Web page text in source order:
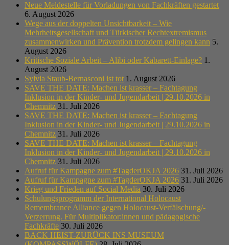
Neue Meldestelle für Vorladungen von Fachkräften gestartet
6. August 2026
Wege aus der doppelten Unsichtbarkeit – Wie
Mehrheitsgesellschaft und Türkischer Rechtextremismus
zusammenwirken und Prävention trotzdem gelingen kann 5.
August 2026
Kritische Soziale Arbeit – Alibi oder Kabarett-Einlage? 1.
August 2026
Sylvia Staub-Bernasconi ist tot 1. August 2026
SAVE THE DATE: Machen ist krasser – Fachtagung
Inklusion in der Kinder- und Jugendarbeit | 29.10.2026 in
Chemnitz 31. Juli 2026
SAVE THE DATE: Machen ist krasser – Fachtagung
Inklusion in der Kinder- und Jugendarbeit | 29.10.2026 in
Chemnitz 31. Juli 2026
SAVE THE DATE: Machen ist krasser – Fachtagung
Inklusion in der Kinder- und Jugendarbeit | 29.10.2026 in
Chemnitz 31. Juli 2026
Aufruf für Kampagne zum #TagderOKJA 2026 31. Juli 2026
Aufruf für Kampagne zum #TagderOKJA 2026 31. Juli 2026
Krieg und Frieden auf Social Media 30. Juli 2026
Schulungsprogramm der International Holocaust
Remembrance Alliance gegen Holocaust-Verfälschung/-
Verzerrung. Für Multiplikator:innen und pädagogische
Fachkräfte 30. Juli 2026
BACK HEIST-ZURÜCK INS MUSEUM